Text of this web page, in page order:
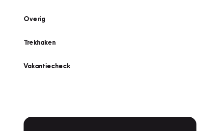
Overig
Trekhaken
Vakantiecheck